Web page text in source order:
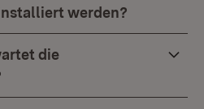
werden?
die